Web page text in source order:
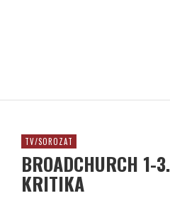
TV/SOROZAT
BROADCHURCH 1-
KRITIKA